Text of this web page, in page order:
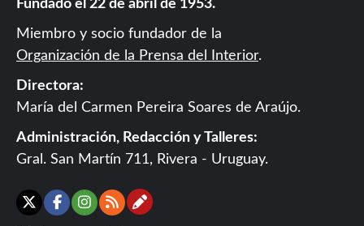
Fundado el 22 de abril de 1953.
Miembro y socio fundador de la
Organización de la Prensa del Interior.
Directora:
María del Carmen Pereira Soares de Araújo.
Administración, Redacción y Talleres:
Gral. San Martín 711, Rivera - Uruguay.
X Facebook
Instagram
RSSContáctanos